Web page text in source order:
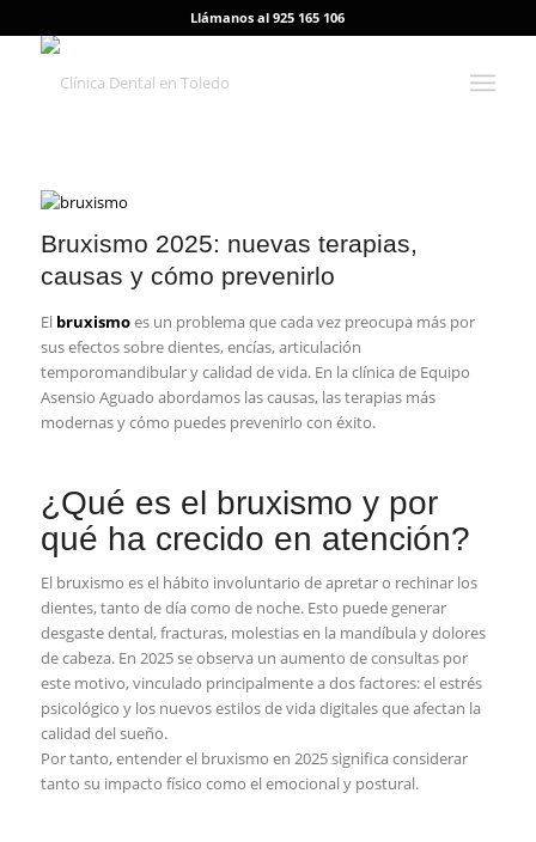
Llámanos al 925 165 106
Bruxismo 2025: nuevas terapias,
causas y cómo prevenirlo
El bruxismoes un problema que cada vez preocupa más por
sus efectos sobre dientes, encías, articulación
temporomandibular y calidad de vida. En la clínica de Equipo
Asensio Aguado abordamos las causas, las terapias más
modernas y cómo puedes prevenirlo con éxito.
¿Qué es el bruxismo y por
qué ha crecido en atención?
El bruxismo es el hábito involuntario de apretar o rechinar los
dientes, tanto de día como de noche. Esto puede generar
desgaste dental, fracturas, molestias en la mandíbula y dolores
de cabeza. En 2025 se observa un aumento de consultas por
este motivo, vinculado principalmente a dos factores: el estrés
psicológico y los nuevos estilos de vida digitales que afectan la
calidad del sueño.
Por tanto, entender el bruxismo en 2025 significa considerar
tanto su impacto físico como el emocional y postural.